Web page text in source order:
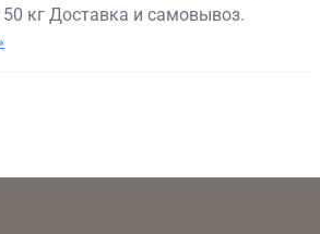
кг Доставка и самовывоз.